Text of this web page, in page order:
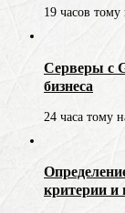
19 часов тому
Серверы с
бизнеса
24 часа тому
критерии и